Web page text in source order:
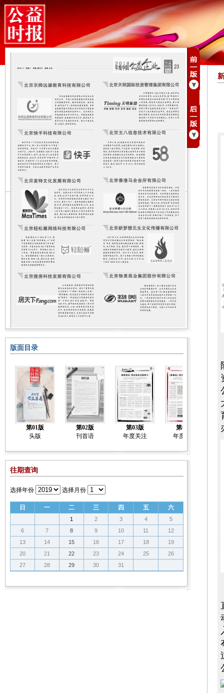
版面目录
第01版
头版
第02版
刊首语
第03版
年度关注
第04版
年度关注
往期查询
选择年份 选择月份
日 一 二 三 四 五 六
1 2 3 4
5
6
7 8 9 10 11
12
13
14 15 16 17 18
19
20
21 22 23 24 25
26
27
28 29 30 31